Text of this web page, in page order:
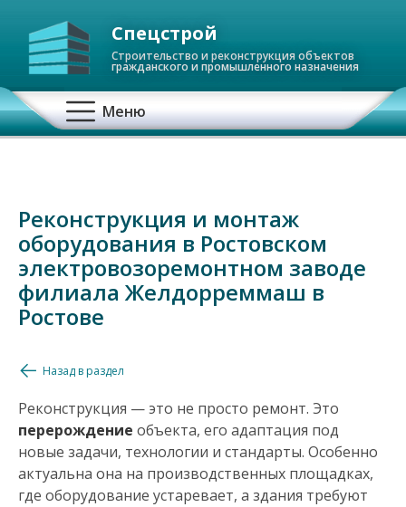
Спецстрой
Строительство и реконструкция объектов
гражданского и промышленного назначения
О
с
о
в
н
а
я
н
а
Меню
Реконструкция и монтаж
оборудования в Ростовском
электровозоремонтном заводе
филиала Желдорреммаш в
Ростове
Назад в раздел
Реконструкция — это не просто ремонт. Это
перерождение объекта, его адаптация под
новые задачи, технологии и стандарты. Особенно
актуальна она на производственных площадках,
где оборудование устаревает, а здания требуют